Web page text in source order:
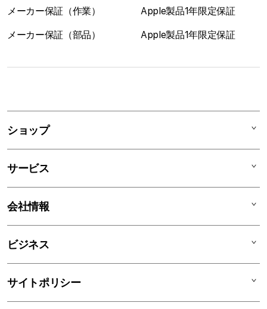
メーカー保証（作業） Apple製品1年限定保証
メーカー保証（部品） Apple製品1年限定保証
コ
ー
デ
ィ
オ
ン
ショップ
Mac
iPhone
AirPods
アクセサリ
サービス
AppleCare+
C smart Card
リユースデバイス
会社情報
C smartとは
ニュース
ビジネス
法人のお客様
サイトポリシー